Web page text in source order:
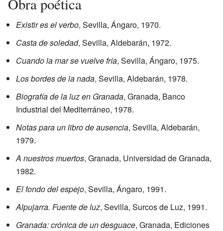
Obra poética
Existir es el verbo, Sevilla, Ángaro, 1970.
Casta de soledad, Sevilla, Aldebarán, 1972.
Cuando la mar se vuelve fría, Sevilla, Ángaro, 1975.
Los bordes de la nada, Sevilla, Aldebarán, 1978.
Biografía de la luz en Granada, Granada, Banco
Industrial del Mediterráneo, 1978.
Notas para un libro de ausencia, Sevilla, Aldebarán,
1979.
A nuestros muertos, Granada, Universidad de Granada,
1982.
El fondo del espejo, Sevilla, Ángaro, 1991.
Alpujarra. Fuente de luz, Sevilla, Surcos de Luz, 1991.
Granada: crónica de un desguace, Granada, Ediciones